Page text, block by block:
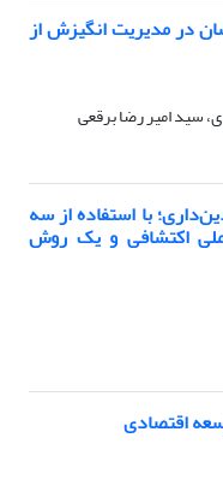
در مدیریت انگیزش از
سید امیر رضا برقعی
با استفاده از سه
اکتشافی و یک روش
اقتصادی